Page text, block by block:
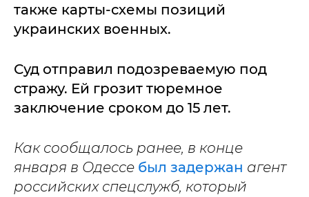
также карты-схемы позиций
украинских военных.
Суд отправил подозреваемую под
стражу. Ей грозит тюремное
заключение сроком до 15 лет.
Как сообщалось ранее, в конце
января в Одессе был задержан агент
российских спецслужб, который